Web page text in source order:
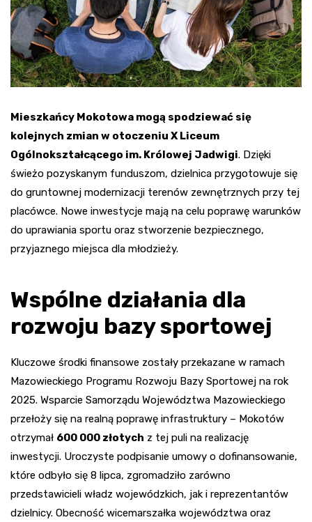
Mieszkańcy Mokotowa mogą spodziewać się
kolejnych zmian w otoczeniu X Liceum
Ogólnokształcącego im. Królowej Jadwigi. Dzięki
świeżo pozyskanym funduszom, dzielnica przygotowuje się
do gruntownej modernizacji terenów zewnętrznych przy tej
placówce. Nowe inwestycje mają na celu poprawę warunków
do uprawiania sportu oraz stworzenie bezpiecznego,
przyjaznego miejsca dla młodzieży.
Wspólne działania dla
rozwoju bazy sportowej
Kluczowe środki finansowe zostały przekazane w ramach
Mazowieckiego Programu Rozwoju Bazy Sportowej na rok
2025. Wsparcie Samorządu Województwa Mazowieckiego
przełoży się na realną poprawę infrastruktury – Mokotów
otrzymał 600 000 złotych z tej puli na realizację
inwestycji. Uroczyste podpisanie umowy o dofinansowanie,
które odbyło się 8 lipca, zgromadziło zarówno
przedstawicieli władz wojewódzkich, jak i reprezentantów
dzielnicy. Obecność wicemarszałka województwa oraz